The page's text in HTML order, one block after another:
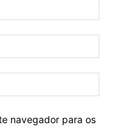
navegador para os